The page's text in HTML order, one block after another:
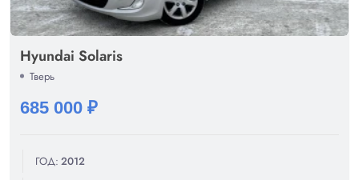
Hyundai Solaris
Тверь
685 000 ₽
ГОД: 2012